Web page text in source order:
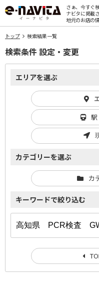
さぁ、今すぐ
ナビタに掲載
地元のお店の
トップ 検索結果一覧
検索条件 設定・変更
エリアを選ぶ
カテゴリーを選ぶ
カ
キーワードで絞り込む